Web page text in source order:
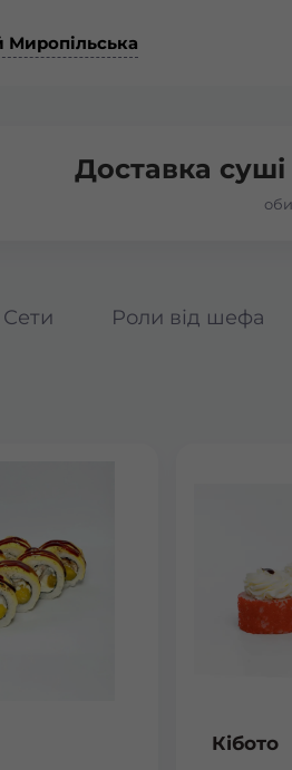
Миропільська
Доставка суші
Сети Роли від шефа
Кібото